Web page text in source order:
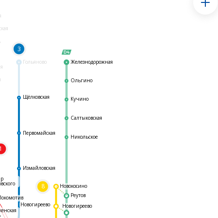
Гольяново
3
8
Железнодорожная
Ольгино
Кучино
Салтыковская
Никольское
Реутов
Измайловская
Первомайская
Щёлковская
Новогиреево
Новогиреево
Новокосино